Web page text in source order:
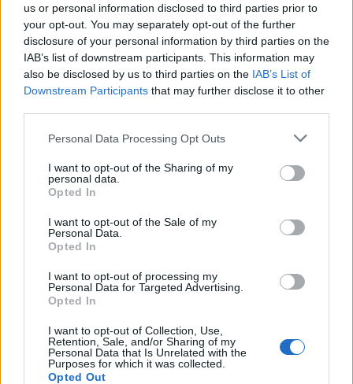
us or personal information disclosed to third parties prior to
your opt-out. You may separately opt-out of the further
disclosure of your personal information by third parties on the
IAB’s list of downstream participants. This information may
also be disclosed by us to third parties on the IAB’s List of
Downstream Participants that may further disclose it to other
Personal Data Processing Opt Outs
I want to opt-out of the Sharing of my
personal data.
Opted In
I want to opt-out of the Sale of my
Personal Data.
Opted In
I want to opt-out of processing my
Personal Data for Targeted Advertising.
Opted In
I want to opt-out of Collection, Use,
Retention, Sale, and/or Sharing of my
Personal Data that Is Unrelated with the
Purposes for which it was collected.
Opted Out
PUSL (D. Voiculescu)
PNȚCD (Pavelescu)
PNCR (Terheș)
Partidul Patrioților (Surugiu)
Arhiva sondajelor